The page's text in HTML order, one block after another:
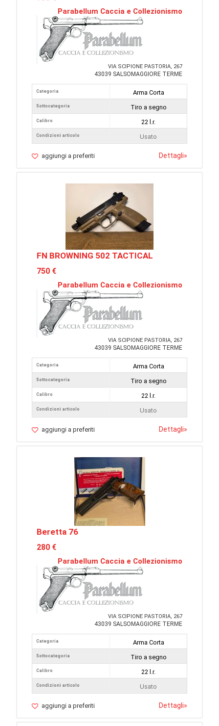
Parabellum Caccia e Collezionismo
VIA SCIPIONE PASTORIA, 267
43039 SALSOMAGGIORE TERME
Categoria
Sottocategoria
Calibro
Condizioni articolo
Arma Corta
Tiro a segno
22 l.r.
Usato
aggiungi a preferiti Dettagli»
FN BROWNING 502 TACTICAL
750 €
Parabellum Caccia e Collezionismo
VIA SCIPIONE PASTORIA, 267
43039 SALSOMAGGIORE TERME
Categoria
Sottocategoria
Calibro
Condizioni articolo
Arma Corta
Tiro a segno
22 l.r.
Usato
aggiungi a preferiti Dettagli»
Beretta 76
280 €
Parabellum Caccia e Collezionismo
VIA SCIPIONE PASTORIA, 267
43039 SALSOMAGGIORE TERME
Categoria
Sottocategoria
Calibro
Condizioni articolo
Arma Corta
Tiro a segno
22 l.r.
Usato
aggiungi a preferiti Dettagli»